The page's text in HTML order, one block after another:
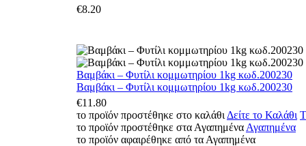
€8.20
Βαμβάκι – Φυτίλι κομμωτηρίου 1kg κωδ.200230
Βαμβάκι – Φυτίλι κομμωτηρίου 1kg κωδ.200230
€11.80
το προϊόν προστέθηκε στο καλάθι Δείτε το Καλάθι
το προϊόν προστέθηκε στα Αγαπημένα Αγαπημένα
το προϊόν αφαιρέθηκε από τα Αγαπημένα